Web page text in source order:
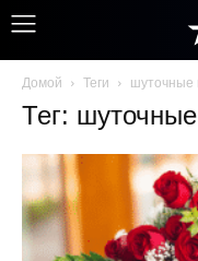
Домой Теги шуточные
Тег: